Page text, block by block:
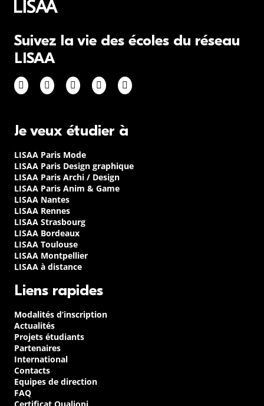
Suivez la vie des écoles du réseau
LISAA
Je veux étudier à
LISAA Paris Mode
LISAA Paris Design graphique
LISAA Paris Archi / Design
LISAA Paris Anim & Game
LISAA Nantes
LISAA Rennes
LISAA Strasbourg
LISAA Bordeaux
LISAA Toulouse
LISAA Montpellier
LISAA à distance
Liens rapides
Modalités d’inscription
Actualités
Projets étudiants
Partenaires
International
Contacts
Equipes de direction
FAQ